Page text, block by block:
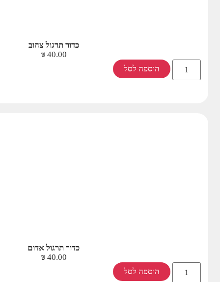
כדור תרגול צהוב
40.00
₪
הוספה לסל
כדור תרגול אדום
40.00
₪
הוספה לסל